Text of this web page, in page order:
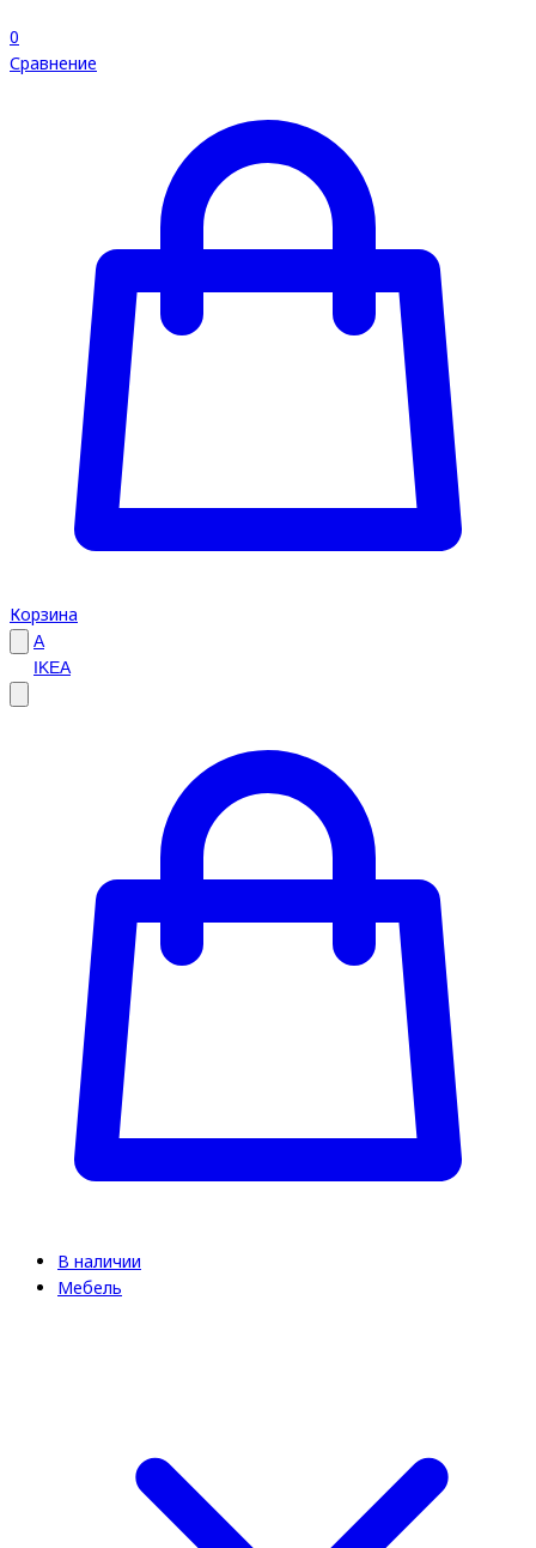
0
Сравнение
Корзина
A
IKEA
В наличии
Мебель